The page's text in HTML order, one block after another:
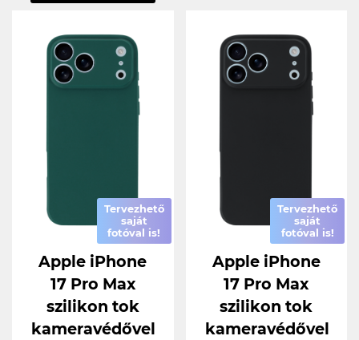
Tervezhető
saját
fotóval is!
Apple iPhone
17 Pro Max
szilikon tok
kameravédővel
Tervezhető
saját
fotóval is!
Apple iPhone
17 Pro Max
szilikon tok
kameravédővel